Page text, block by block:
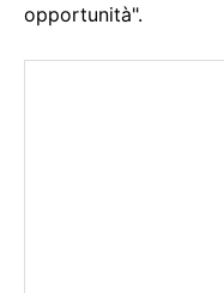
opportunità".